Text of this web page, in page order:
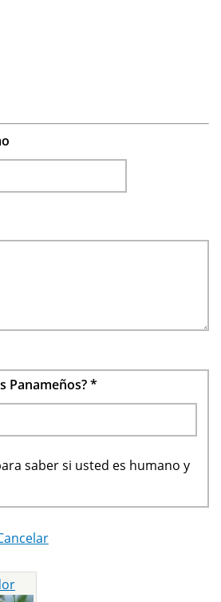
Panameños?*
saber si usted es humano y